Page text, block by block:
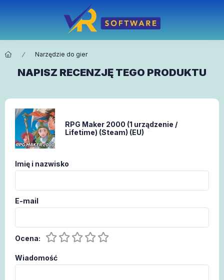
Narzędzie do gier
NAPISZ RECENZJĘ TEGO PRODUKTU
RPG Maker 2000 (1 urządzenie /
Lifetime) (Steam) (EU)
Imię i nazwisko
E-mail
Ocena:
Wiadomość